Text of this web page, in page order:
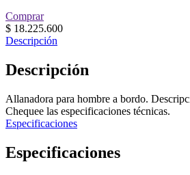
Comprar
$ 18.225.600
Descripción
Descripción
Allanadora para hombre a bordo.
Chequee las especificaciones técnicas.
Especificaciones
Especificaciones